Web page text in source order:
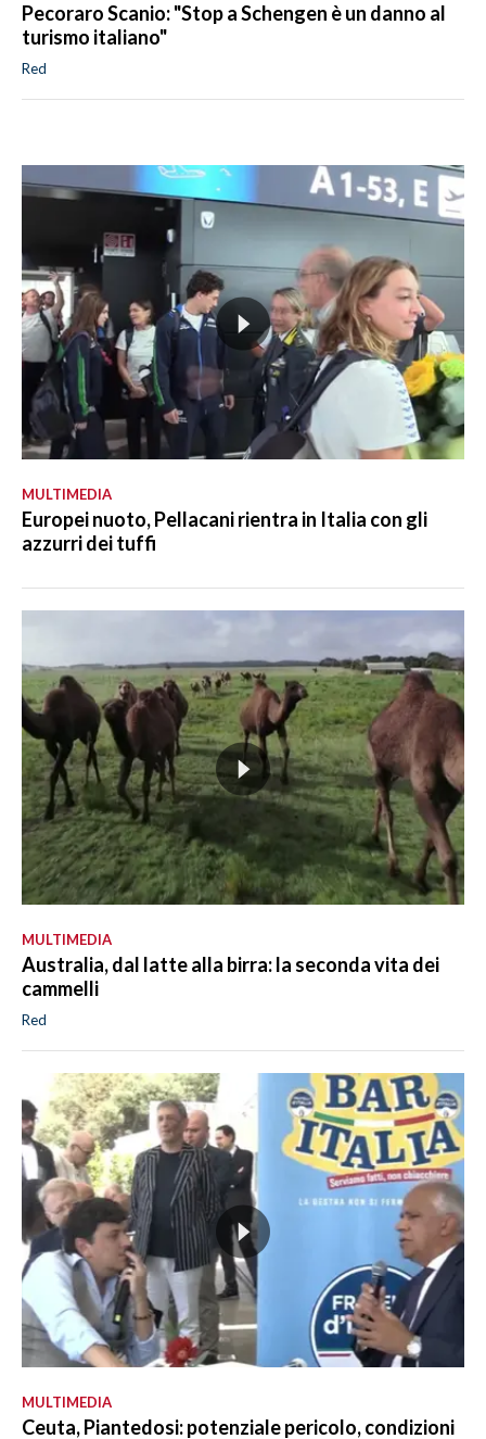
Pecoraro Scanio: "Stop a Schengen è un danno al
turismo italiano"
Red
MULTIMEDIA
Europei nuoto, Pellacani rientra in Italia con gli
azzurri dei tuffi
MULTIMEDIA
Australia, dal latte alla birra: la seconda vita dei
cammelli
Red
MULTIMEDIA
Ceuta, Piantedosi: potenziale pericolo, condizioni